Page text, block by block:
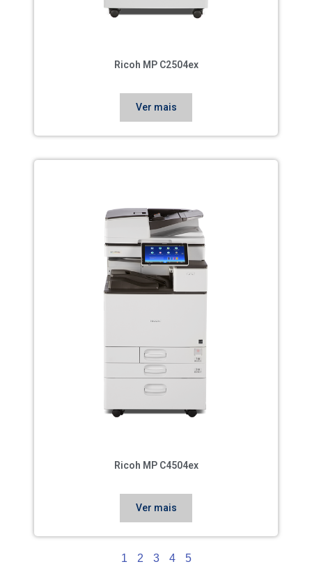
Ricoh MP C2504ex
Ver mais
Ricoh MP C4504ex
Ver mais
1 2 3 4 5